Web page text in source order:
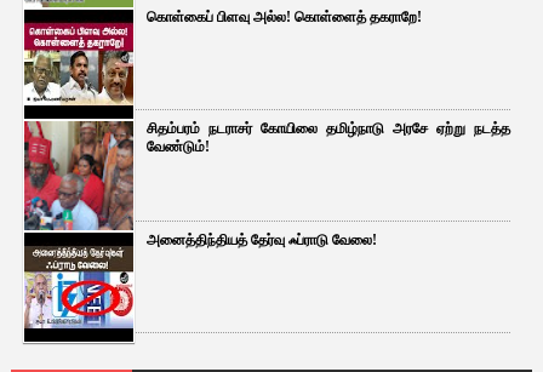
கொள்கைப் பிளவு அல்ல! கொள்ளைத் தகராறே!
சிதம்பரம் நடராசர் கோயிலை தமிழ்நாடு அரசே ஏற்று நடத்த
வேண்டும்!
அனைத்திந்தியத் தேர்வு ஃப்ராடு வேலை!